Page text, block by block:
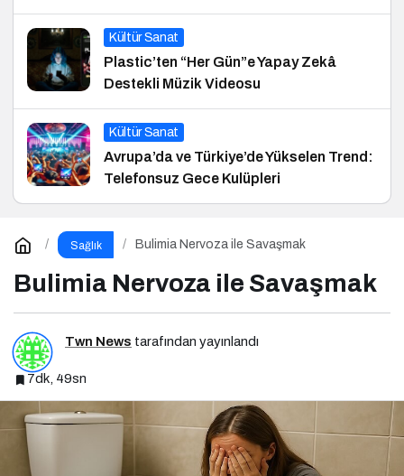
ve Hukuk Konferansı
Kültür Sanat
Plastic’ten “Her Gün”e Yapay Zekâ
Destekli Müzik Videosu
Kültür Sanat
Avrupa’da ve Türkiye’de Yükselen Trend:
Telefonsuz Gece Kulüpleri
Sağlık Bulimia Nervoza ile Savaşmak
Bulimia Nervoza ile Savaşmak
Twn News tarafından yayınlandı
7dk, 49sn